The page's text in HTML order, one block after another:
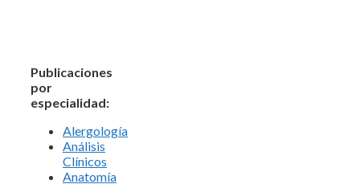
Publicaciones
por
especialidad:
Alergología
Análisis
Clínicos
Anatomía